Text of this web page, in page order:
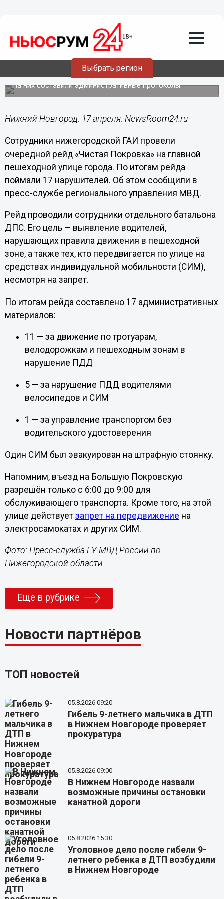
Выбрать регион
17.04.202513:31
17 нарушителей ПДД поймали на
Большой Покровской во время рейда
На них составили административные протоколы.
Нижний Новгород. 17 апреля. NewsRoom24.ru -
Сотрудники нижегородской ГАИ провели
очередной рейд «Чистая Покровка» на главной
пешеходной улице города. По итогам рейда
поймали 17 нарушителей. Об этом сообщили в
пресс-службе регионального управления МВД.
Рейд проводили сотрудники отдельного батальона
ДПС. Его цель — выявление водителей,
нарушающих правила движения в пешеходной
зоне, а также тех, кто передвигается по улице на
средствах индивидуальной мобильности (СИМ),
несмотря на запрет.
По итогам рейда составлено 17 административных
материалов:
11 — за движение по тротуарам,
велодорожкам и пешеходным зонам в
нарушение ПДД
5 — за нарушение ПДД водителями
велосипедов и СИМ
1 — за управление транспортом без
водительского удостоверения
Один СИМ был эвакуирован на штрафную стоянку.
Напомним, въезд на Большую Покровскую
разрешён только с 6:00 до 9:00 для
обслуживающего транспорта. Кроме того, на этой
улице действует запрет на передвижение на
электросамокатах и других СИМ.
Фото: Пресс-служба ГУ МВД России по
Нижегородской области
Еще в рубрике
Новости партнёров
ТОП новостей
05.8.2026 09:20
Гибель 9-летнего мальчика в ДТП
в Нижнем Новгороде проверяет
прокуратура
05.8.2026 09:00
В Нижнем Новгороде назвали
возможные причины остановки
канатной дороги
05.8.2026 15:30
Уголовное дело после гибели 9-
летнего ребенка в ДТП возбудили
в Нижнем Новгороде